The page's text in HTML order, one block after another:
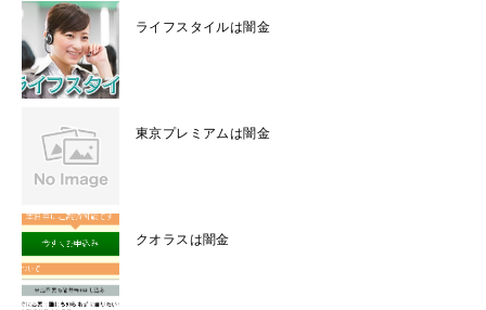
ライフスタイルは闇金
東京プレミアムは闇金
クオラスは闇金